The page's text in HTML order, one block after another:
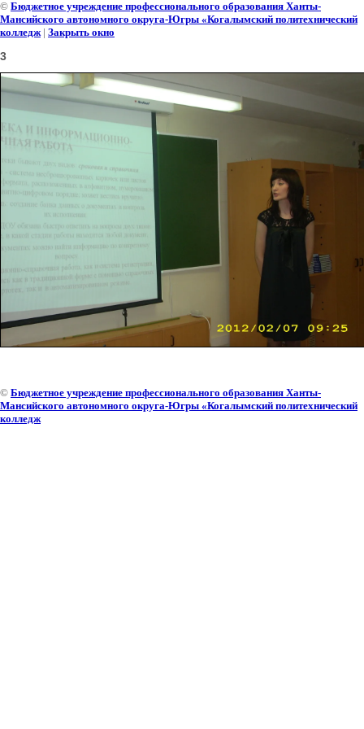
© Бюджетное учреждение профессионального образования Ханты-
Мансийского автономного округа-Югры «Когалымский политехнический
колледж| Закрыть окно
3
© Бюджетное учреждение профессионального образования Ханты-
Мансийского автономного округа-Югры «Когалымский политехнический
колледж